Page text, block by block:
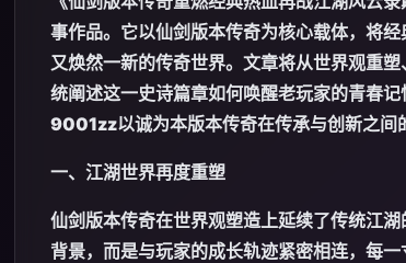
事作品。它以仙剑版本传奇为核心载体，将
又焕然一新的传奇世界。文章将从世界观重
统阐述这一史诗篇章如何唤醒老玩家的青春
9001zz以诚为本版本传奇在传承与创新之
一、江湖世界再度重塑
仙剑版本传奇在世界观塑造上延续了传统江
背景，而是与玩家的成长轨迹紧密相连，每一